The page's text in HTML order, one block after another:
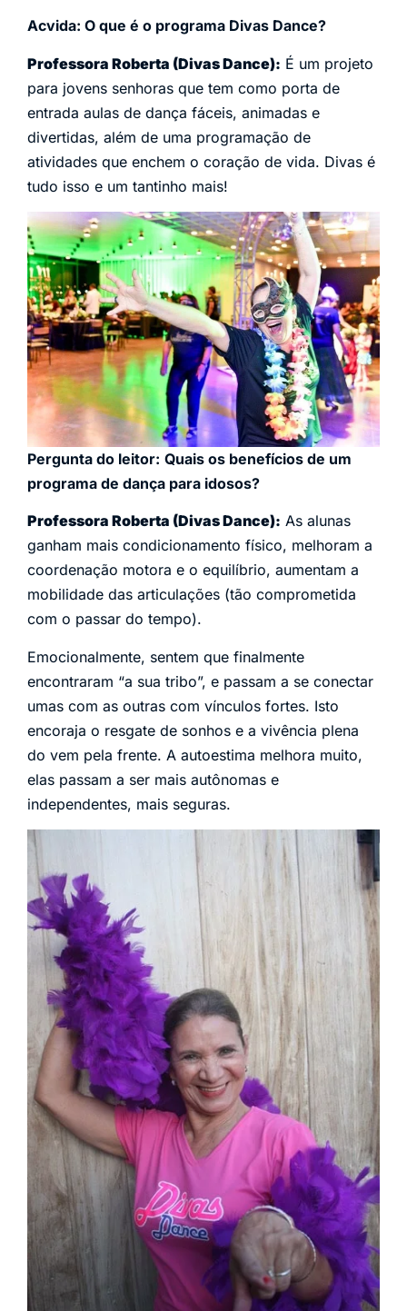
Acvida: O que é o programa Divas Dance?
Professora Roberta (Divas Dance): É um projeto
para jovens senhoras que tem como porta de
entrada aulas de dança fáceis, animadas e
divertidas, além de uma programação de
atividades que enchem o coração de vida. Divas é
tudo isso e um tantinho mais!
Pergunta do leitor: Quais os benefícios de um
programa de dança para idosos?
Professora Roberta (Divas Dance): As alunas
ganham mais condicionamento físico, melhoram a
coordenação motora e o equilíbrio, aumentam a
mobilidade das articulações (tão comprometida
com o passar do tempo).
Emocionalmente, sentem que finalmente
encontraram “a sua tribo”, e passam a se conectar
umas com as outras com vínculos fortes. Isto
encoraja o resgate de sonhos e a vivência plena
do vem pela frente. A autoestima melhora muito,
elas passam a ser mais autônomas e
independentes, mais seguras.